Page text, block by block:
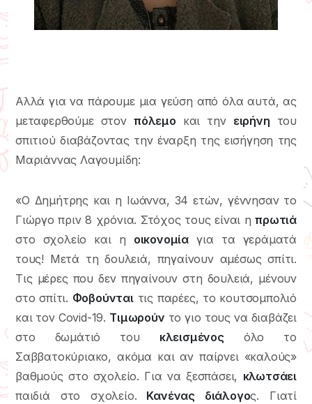
Αλλά για να πάρουμε μια γεύση από όλα αυτά, ας
μεταφερθούμε στον πόλεμο και την ειρήνη του
σπιτιού διαβάζοντας την έναρξη της εισήγηση της
Μαριάννας Λαγουμίδη:
«Ο Δημήτρης και η Ιωάννα, 34 ετών, γέννησαν το
Γιώργο πριν 8 χρόνια. Στόχος τους είναι ηπρωτιά
στο σχολείο και η οικονομία για τα γεράματά
τους! Μετά τη δουλειά, πηγαίνουν αμέσως σπίτι.
Τις μέρες που δεν πηγαίνουν στη δουλειά, μένουν
στο σπίτι. Φοβούνταιτις παρέες, το κουτσομπολιό
και τον Covid-19. Τιμωρούν το γιο τους να διαβάζει
στο δωμάτιό του κλεισμένοςόλο το
Σαββατοκύριακο, ακόμα και αν παίρνει «καλούς»
βαθμούς στο σχολείο. Για να ξεσπάσει, κλωτσάει
παιδιά στο σχολείο. Κανένας διάλογος. Γιατί